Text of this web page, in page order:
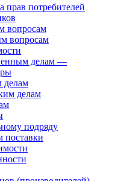
прав потребителей
вопросам
вопросам
делам —
делам
делам
подряду
поставки